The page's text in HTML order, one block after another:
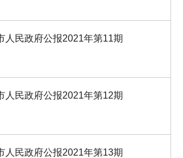
人民政府公报2021年第11期
人民政府公报2021年第12期
人民政府公报2021年第13期